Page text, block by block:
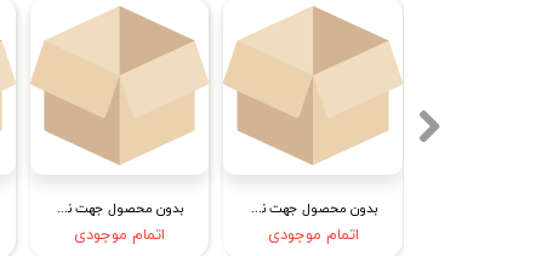
بدون محصول جهت نمایش
اتمام موجودی
بدون محصول جهت نمایش
اتمام موجودی